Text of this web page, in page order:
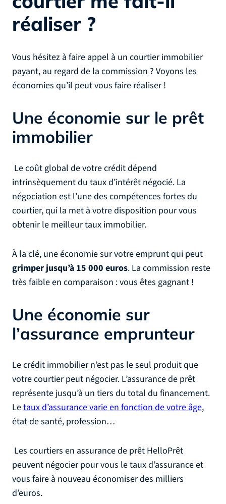
réaliser ?
Vous hésitez à faire appel à un courtier immobilier
payant, au regard de la commission ? Voyons les
économies qu’il peut vous faire réaliser !
Une économie sur le prêt
immobilier
Le coût global de votre crédit dépend
intrinsèquement du taux d’intérêt négocié. La
négociation est l’une des compétences fortes du
courtier, qui la met à votre disposition pour vous
obtenir le meilleur taux immobilier.
À la clé, une économie sur votre emprunt qui peut
grimper jusqu’à 15 000 euros. La commission reste
très faible en comparaison : vous êtes gagnant !
Une économie sur
l’assurance emprunteur
Le crédit immobilier n’est pas le seul produit que
votre courtier peut négocier. L’assurance de prêt
représente jusqu’à un tiers du total du financement.
Letaux d’assurance varie en fonction de votre âge,
état de santé, profession…
Les courtiers en assurance de prêt HelloPrêt
peuvent négocier pour vous le taux d’assurance et
vous faire à nouveau économiser des milliers
d’euros.